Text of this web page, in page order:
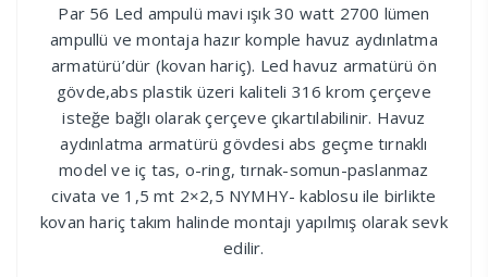
Par 56 Led ampulü mavi ışık 30 watt 2700 lümen
ampullü ve montaja hazır komple havuz aydınlatma
armatürü’dür (kovan hariç). Led havuz armatürü ön
gövde,abs plastik üzeri kaliteli 316 krom çerçeve
isteğe bağlı olarak çerçeve çıkartılabilinir. Havuz
aydınlatma armatürü gövdesi abs geçme tırnaklı
model ve iç tas, o-ring, tırnak-somun-paslanmaz
civata ve 1,5 mt 2×2,5 NYMHY- kablosu ile birlikte
kovan hariç takım halinde montajı yapılmış olarak sevk
edilir.